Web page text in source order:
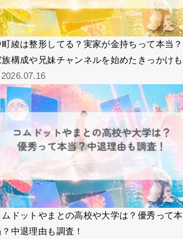
町綾は整形してる？実家が金持ちって本当？
族構成や兄妹チャンネルを始めたきっかけも
2026.07.16
ムドットやまとの高校や大学は？優秀って本
？中退理由も調査！